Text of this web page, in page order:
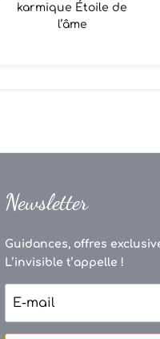
karmique Étoile de
l’âme
Newsletter
Guidances, offres
L’invisible t’appelle !